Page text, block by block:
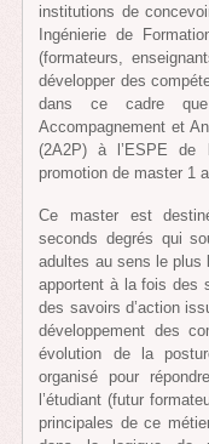
institutions de
Ingénierie de
(formateurs,
développer des
dans ce cadre
Accompagnement et
(2A2P) à l’ESPE de
promotion de master 1
Ce master est
seconds degrés qui
adultes au sens le plus
apportent à la fois des
des savoirs d’action
développement des
évolution de la
organisé pour
l’étudiant (futur
principales de ce